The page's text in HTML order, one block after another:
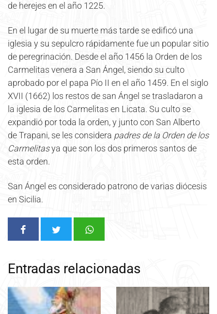
de herejes en el año 1225.
En el lugar de su muerte más tarde se edificó una
iglesia y su sepulcro rápidamente fue un popular sitio
de peregrinación. Desde el año 1456 la Orden de los
Carmelitas venera a San Ángel, siendo su culto
aprobado por el papa Pío II en el año 1459. En el siglo
XVII (1662) los restos de san Ángel se trasladaron a
la iglesia de los Carmelitas en Licata. Su culto se
expandió por toda la orden, y junto con San Alberto
de Trapani, se les considera padres de la Orden de los
Carmelitasya que son los dos primeros santos de
esta orden.
San Ángel es considerado patrono de varias diócesis
en Sicilia.
Entradas relacionadas